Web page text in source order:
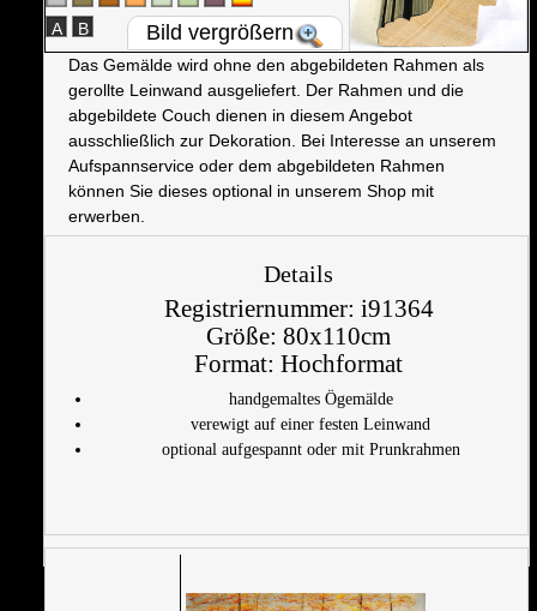
A B Bild vergrößern
Das Gemälde wird ohne den abgebildeten Rahmen als
gerollte Leinwand ausgeliefert. Der Rahmen und die
abgebildete Couch dienen in diesem Angebot
ausschließlich zur Dekoration. Bei Interesse an unserem
Aufspannservice oder dem abgebildeten Rahmen
können Sie dieses optional in unserem Shop mit
erwerben.
Details
Registriernummer: i91364
Größe: 80x110cm
Format: Hochformat
handgemaltes Ögemälde
verewigt auf einer festen Leinwand
optional aufgespannt oder mit Prunkrahmen